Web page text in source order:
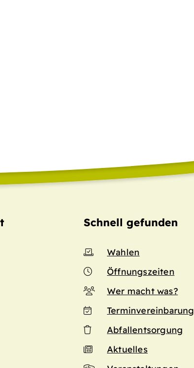
Schnell gefunden
Wahlen
Öffnungszeiten
Wer macht was?
Terminvereinbarung
Abfallentsorgung
Aktuelles